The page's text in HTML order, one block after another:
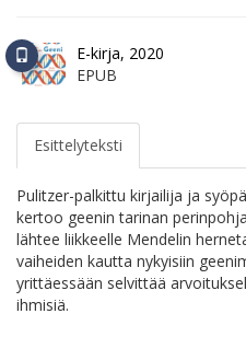
E-kirja, 2020
EPUB
Esittelyteksti
Pulitzer-palkittu kirjailija ja
kertoo geenin tarinan
lähtee liikkeelle Mendelin
vaiheiden kautta nykyisiin
yrittäessään selvittää
ihmisiä.